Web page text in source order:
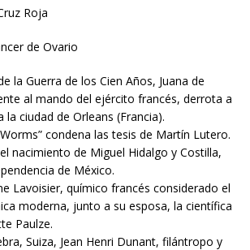
Roja
de Ovario
la Guerra de los Cien Años, Juana de
al mando del ejército francés, derrota a
ciudad de Orleans (Francia).
condena las tesis de Martín Lutero.
nacimiento de Miguel Hidalgo y Costilla,
de México.
Lavoisier, químico francés considerado el
moderna, junto a su esposa, la científica
Paulze.
Suiza, Jean Henri Dunant, filántropo y